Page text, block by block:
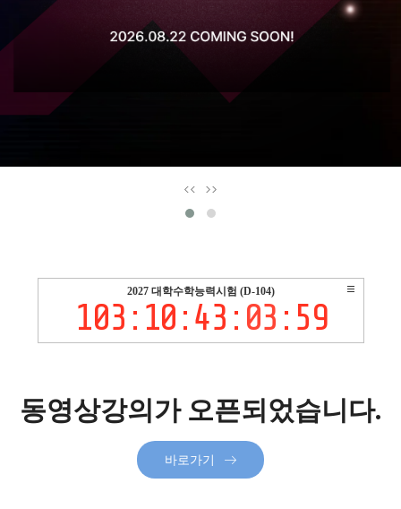
<< >>
동영상강의가 오픈되었습니다.
바로가기